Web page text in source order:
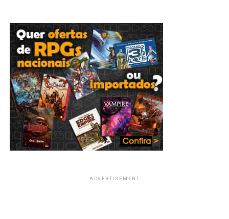
ADVERTISEMENT